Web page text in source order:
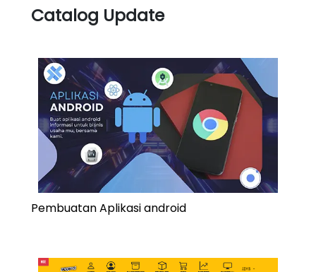
Catalog Update
Pembuatan Aplikasi android